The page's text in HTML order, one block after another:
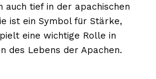
auch tief in der apachischen
ist ein Symbol für Stärke,
eine wichtige Rolle in
des Lebens der Apachen.